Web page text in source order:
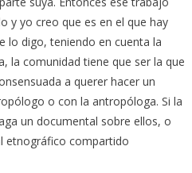
y yo creo que es en el que hay
lo digo, teniendo en cuenta la
la comunidad tiene que ser la que
a querer hacer un
o con la antropóloga. Si la
un documental sobre ellos, o
etnográfico compartido